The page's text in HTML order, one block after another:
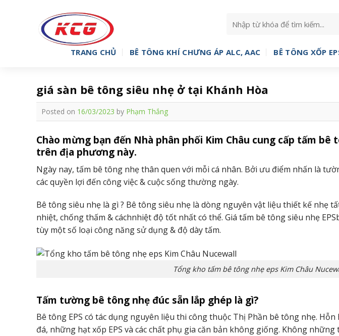
TRANG CHỦ BÊ TÔNG KHÍ CHƯNG ÁP ALC, AAC BÊ TÔNG XỐP
giá sàn bê tông siêu nhẹ ở tại Khánh Hòa
Posted on 16/03/2023 by Phạm Thắng
Chào mừng bạn đến Nhà phân phối Kim Châu cung cấp tấm bê
trên địa phương này.
Ngày nay, tấm bê tông nhẹ thân quen với mỗi cá nhân. Bởi ưu điểm nhấn là
các quyền lợi đến công việc & cuộc sống thường ngày.
Bê tông siêu nhẹ là gì ? Bê tông siêu nhẹ là dòng nguyên vật liệu thiết kế nhẹ
nhiệt, chống thấm & cáchnhiệt độ tốt nhất có thể. Giá tấm bê tông siêu nhẹ
tùy một số loại công năng sử dụng & độ dày tấm.
Tổng kho tấm bê tông nhẹ eps Kim Châu
Tấm tường bê tông nhẹ đúc sẵn lắp ghép là gì?
Bê tông EPS có tác dụng nguyên liệu thi công thuộc Thị Phần bê tông nhẹ. Hỗn
đá, những hạt xốp EPS và các chất phụ gia căn bản không giống. Không